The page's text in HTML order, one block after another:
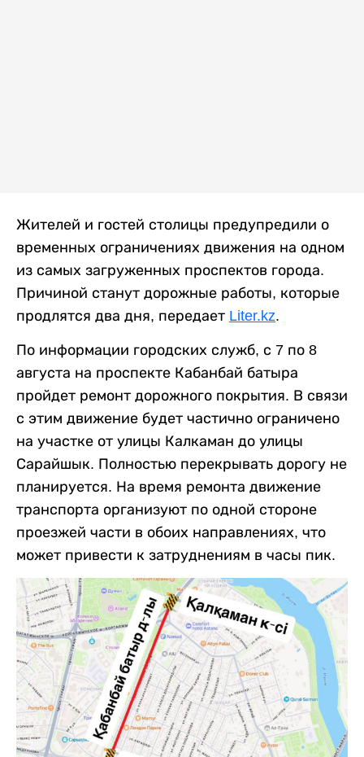
Жителей и гостей столицы предупредили о
временных ограничениях движения на одном
из самых загруженных проспектов города.
Причиной станут дорожные работы, которые
продлятся два дня, передает Liter.kz.
По информации городских служб, с 7 по 8
августа на проспекте Кабанбай батыра
пройдет ремонт дорожного покрытия. В связи
с этим движение будет частично ограничено
на участке от улицы Калкаман до улицы
Сарайшык. Полностью перекрывать дорогу не
планируется. На время ремонта движение
транспорта организуют по одной стороне
проезжей части в обоих направлениях, что
может привести к затруднениям в часы пик.